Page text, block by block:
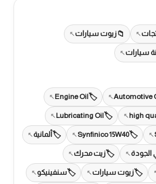
زيوت سيارات
سيارات
Automotive
Engine Oil
high
Lubricating Oil
Synfinico 15W40 ألمانية
الجودة زيت محرك
زيوت سيارات سنفينيكو